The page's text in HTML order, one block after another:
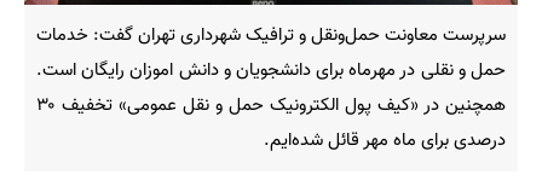
سرپرست معاونت حمل‌ونقل و ترافیک شهرداری تهران گفت: خدمات
حمل و نقلی در مهرماه برای دانشجویان و دانش اموزان رایگان است.
همچنین در «کیف پول الکترونیک حمل و نقل عمومی» تخفیف ۳۰
درصدی برای ماه مهر قائل شده‌ایم.